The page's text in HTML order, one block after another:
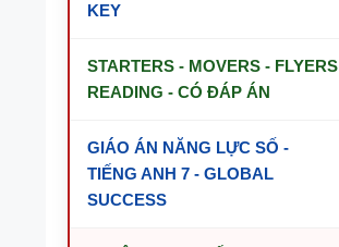
KEY
STARTERS - MOVERS - FLYERS
READING - CÓ ĐÁP ÁN
GIÁO ÁN NĂNG LỰC SỐ -
TIẾNG ANH 7 - GLOBAL
SUCCESS